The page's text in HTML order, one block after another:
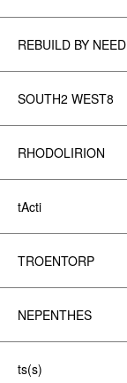
REBUILD BY
SOUTH2 WEST8
RHODOLIRION
tActi
TROENTORP
NEPENTHES
ts(s)